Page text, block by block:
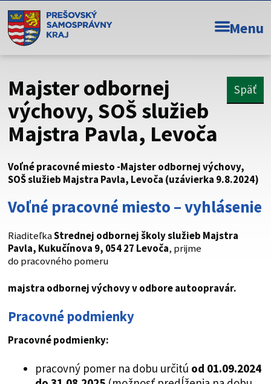
Doména psk.sk je oficiálna
Toto je oficiálna webová stránka Prešovského
Táto stránka je zabezpečená
Buďte pozorní a vždy sa uistite, že zdieľate informácie iba
cez zabezpečenú webovú stránku. Zabezpečená stránka
Menu
Majster odbornej
výchovy, SOŠ služieb
Majstra Pavla, Levoča
Späť
Voľné pracovné miesto -Majster odbornej výchovy,
SOŠ služieb Majstra Pavla, Levoča (uzávierka 9.8.2024)
Voľné pracovné miesto – vyhlásenie
RiaditeľkaStrednej odbornej školy služieb Majstra
Pavla, Kukučínova 9, 054 27 Levoča, prijme
do pracovného pomeru
majstra odbornej výchovy v odbore autoopravár.
Pracovné podmienky
Pracovné podmienky:
pracovný pomer na dobu určitú od 01.09.2024